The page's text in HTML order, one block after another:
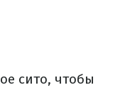
сито, чтобы